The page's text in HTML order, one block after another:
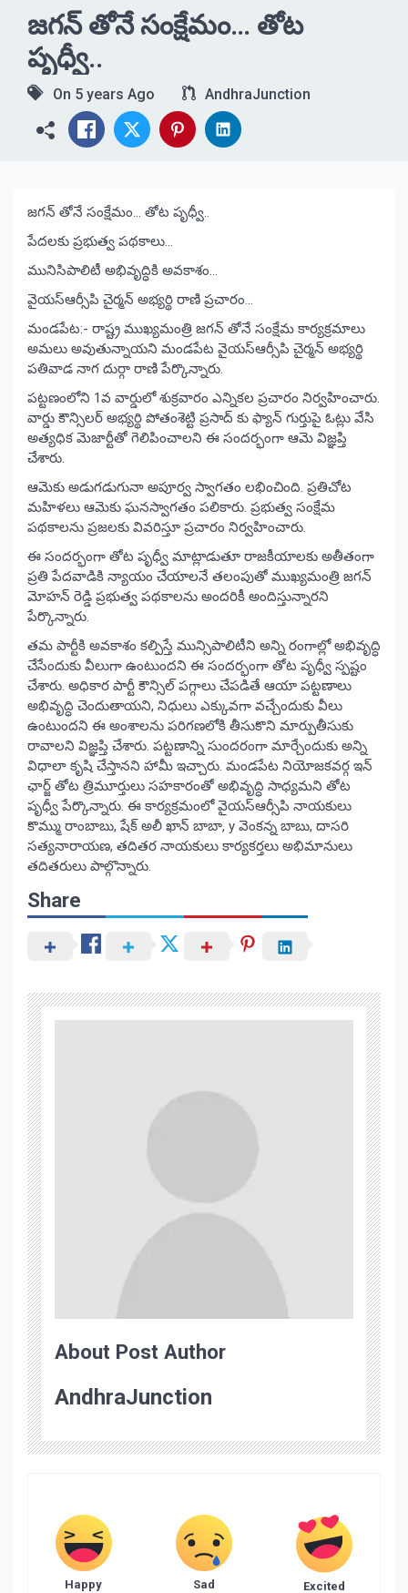
జగన్ తోనే సంక్షేమం… తోట
పృధ్వీ..
On 5 years Ago AndhraJunction
జగన్ తోనే సంక్షేమం… తోట పృధ్వీ..
పేదలకు ప్రభుత్వ పథకాలు…
మునిసిపాలిటీ అభివృద్ధికి అవకాశం…
వైయస్ఆర్సీపి చైర్మన్ అభ్యర్థి రాణి ప్రచారం…
మండపేట:- రాష్ట్ర ముఖ్యమంత్రి జగన్ తోనే సంక్షేమ కార్యక్రమాలు
అమలు అవుతున్నాయని మండపేట వైయస్ఆర్సీపి చైర్మన్ అభ్యర్థి
పతివాడ నాగ దుర్గా రాణి పేర్కొన్నారు.
పట్టణంలోని 1వ వార్డులో శుక్రవారం ఎన్నికల ప్రచారం నిర్వహించారు.
వార్డు కౌన్సిలర్ అభ్యర్థి పోతంశెట్టి ప్రసాద్ కు ఫ్యాన్ గుర్తుపై ఓట్లు వేసి
అత్యధిక మెజార్టీతో గెలిపించాలని ఈ సందర్భంగా ఆమె విజ్ఞప్తి
చేశారు.
ఆమెకు అడుగడుగునా అపూర్వ స్వాగతం లభించింది. ప్రతిచోట
మహిళలు ఆమెకు ఘనస్వాగతం పలికారు. ప్రభుత్వ సంక్షేమ
పథకాలను ప్రజలకు వివరిస్తూ ప్రచారం నిర్వహించారు.
ఈ సందర్భంగా తోట పృధ్వీ మాట్లాడుతూ రాజకీయాలకు అతీతంగా
ప్రతి పేదవాడికి న్యాయం చేయాలనే తలంపుతో ముఖ్యమంత్రి జగన్
మోహన్ రెడ్డి ప్రభుత్వ పథకాలను అందరికీ అందిస్తున్నారని
పేర్కొన్నారు.
తమ పార్టీకి అవకాశం కల్పిస్తే మున్సిపాలిటీని అన్ని రంగాల్లో అభివృద్ధి
చేసేందుకు వీలుగా ఉంటుందని ఈ సందర్భంగా తోట పృధ్వీ స్పష్టం
చేశారు. అధికార పార్టీ కౌన్సిల్ పగ్గాలు చేపడితే ఆయా పట్టణాలు
అభివృద్ధి చెందుతాయని, నిధులు ఎక్కువగా వచ్చేందుకు వీలు
ఉంటుందని ఈ అంశాలను పరిగణలోకి తీసుకొని మార్పుతీసుకు
రావాలని విజ్ఞప్తి చేశారు. పట్టణాన్ని సుందరంగా మార్చేందుకు అన్ని
విధాలా కృషి చేస్తానని హామీ ఇచ్చారు. మండపేట నియోజకవర్గ ఇన్
ఛార్జ్ తోట త్రిమూర్తులు సహకారంతో అభివృద్ధి సాధ్యమని తోట
పృధ్వీ పేర్కొన్నారు. ఈ కార్యక్రమంలో వైయస్ఆర్సీపి నాయకులు
కొమ్ము రాంబాబు, షేక్ అలీ ఖాన్ బాబా, y వెంకన్న బాబు, దాసరి
సత్యనారాయణ, తదితర నాయకులు కార్యకర్తలు అభిమానులు
తదితరులు పాల్గొన్నారు.
Share
About Post Author
AndhraJunction
Happy Sad Excited